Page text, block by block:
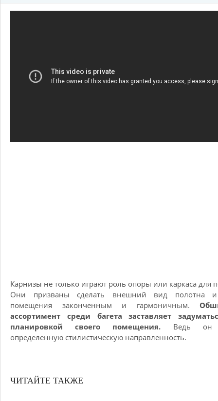
Карнизы не только играют роль опоры или каркаса для
Они призваны сделать внешний вид полотна и
помещения законченным и гармоничным.
ассортимент среди багета заставляет
планировкой своего помещения. Ведь он
определенную стилистическую направленность.
ЧИТАЙТЕ ТАКЖЕ